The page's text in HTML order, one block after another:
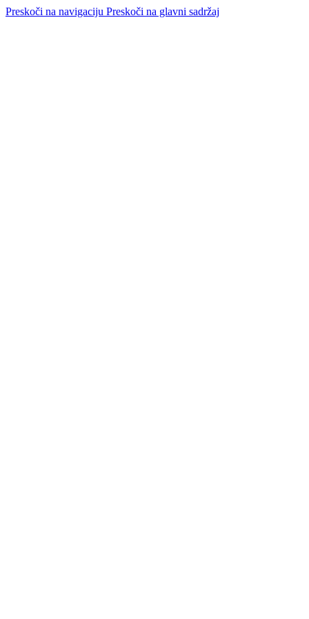
Preskoči na navigaciju Preskoči na glavni sadržaj